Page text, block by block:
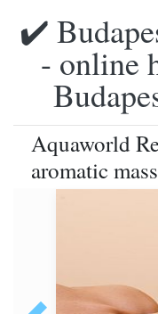
✔️
- online
Aquaworld
aromatic